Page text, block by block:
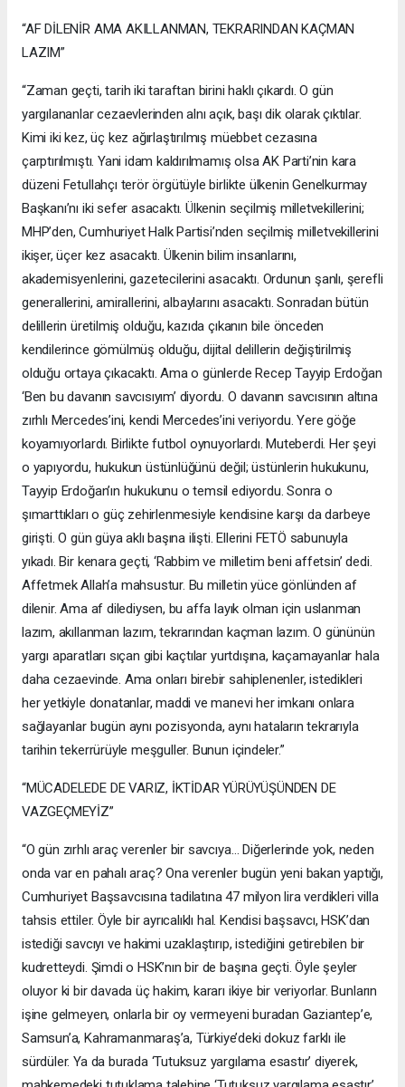
“AF DİLENİR AMA AKILLANMAN, TEKRARINDAN KAÇMAN
LAZIM”
“Zaman geçti, tarih iki taraftan birini haklı çıkardı. O gün
yargılananlar cezaevlerinden alnı açık, başı dik olarak çıktılar.
Kimi iki kez, üç kez ağırlaştırılmış müebbet cezasına
çarptırılmıştı. Yani idam kaldırılmamış olsa AK Parti’nin kara
düzeni Fetullahçı terör örgütüyle birlikte ülkenin Genelkurmay
Başkanı’nı iki sefer asacaktı. Ülkenin seçilmiş milletvekillerini;
MHP’den, Cumhuriyet Halk Partisi’nden seçilmiş milletvekillerini
ikişer, üçer kez asacaktı. Ülkenin bilim insanlarını,
akademisyenlerini, gazetecilerini asacaktı. Ordunun şanlı, şerefli
generallerini, amirallerini, albaylarını asacaktı. Sonradan bütün
delillerin üretilmiş olduğu, kazıda çıkanın bile önceden
kendilerince gömülmüş olduğu, dijital delillerin değiştirilmiş
olduğu ortaya çıkacaktı. Ama o günlerde Recep Tayyip Erdoğan
‘Ben bu davanın savcısıyım’ diyordu. O davanın savcısının altına
zırhlı Mercedes’ini, kendi Mercedes’ini veriyordu. Yere göğe
koyamıyorlardı. Birlikte futbol oynuyorlardı. Muteberdi. Her şeyi
o yapıyordu, hukukun üstünlüğünü değil; üstünlerin hukukunu,
Tayyip Erdoğan’ın hukukunu o temsil ediyordu. Sonra o
şımarttıkları o güç zehirlenmesiyle kendisine karşı da darbeye
girişti. O gün güya aklı başına ilişti. Ellerini FETÖ sabunuyla
yıkadı. Bir kenara geçti, ‘Rabbim ve milletim beni affetsin’ dedi.
Affetmek Allah’a mahsustur. Bu milletin yüce gönlünden af
dilenir. Ama af dilediysen, bu affa layık olman için uslanman
lazım, akıllanman lazım, tekrarından kaçman lazım. O gününün
yargı aparatları sıçan gibi kaçtılar yurtdışına, kaçamayanlar hala
daha cezaevinde. Ama onları birebir sahiplenenler, istedikleri
her yetkiyle donatanlar, maddi ve manevi her imkanı onlara
sağlayanlar bugün aynı pozisyonda, aynı hataların tekrarıyla
tarihin tekerrürüyle meşguller. Bunun içindeler.”
“MÜCADELEDE DE VARIZ, İKTİDAR YÜRÜYÜŞÜNDEN DE
VAZGEÇMEYİZ”
“O gün zırhlı araç verenler bir savcıya… Diğerlerinde yok, neden
onda var en pahalı araç? Ona verenler bugün yeni bakan yaptığı,
Cumhuriyet Başsavcısına tadilatına 47 milyon lira verdikleri villa
tahsis ettiler. Öyle bir ayrıcalıklı hal. Kendisi başsavcı, HSK’dan
istediği savcıyı ve hakimi uzaklaştırıp, istediğini getirebilen bir
kudretteydi. Şimdi o HSK’nın bir de başına geçti. Öyle şeyler
oluyor ki bir davada üç hakim, kararı ikiye bir veriyorlar. Bunların
işine gelmeyen, onlarla bir oy vermeyeni buradan Gaziantep’e,
Samsun’a, Kahramanmaraş’a, Türkiye’deki dokuz farklı ile
sürdüler. Ya da burada ‘Tutuksuz yargılama esastır’ diyerek,